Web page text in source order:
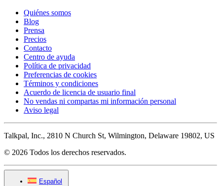
Quiénes somos
Blog
Prensa
Precios
Contacto
Centro de ayuda
Política de privacidad
Preferencias de cookies
Términos y condiciones
Acuerdo de licencia de usuario final
No vendas ni compartas mi información personal
Aviso legal
Talkpal, Inc., 2810 N Church St, Wilmington, Delaware 19802, US
© 2026 Todos los derechos reservados.
Español